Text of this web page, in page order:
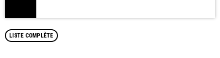
LISTE COMPLÈTE